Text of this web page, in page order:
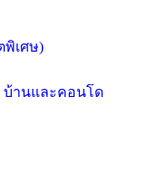
พิเศษ)
บ้านและคอนโด